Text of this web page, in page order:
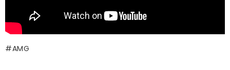
AMG